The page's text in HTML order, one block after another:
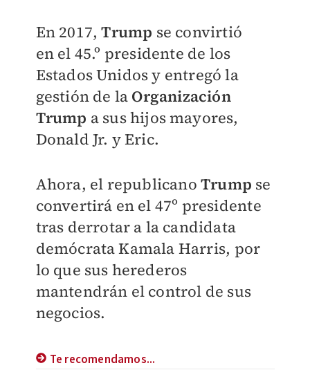
En 2017,Trump se convirtió
en el 45.º presidente de los
Estados Unidos y entregó la
gestión de la Organización
Trump a sus hijos mayores,
Donald Jr. y Eric.
Ahora, el republicano Trump se
convertirá en el 47º presidente
tras derrotar a la candidata
demócrata Kamala Harris, por
lo que sus herederos
mantendrán el control de sus
negocios.
Te recomendamos...